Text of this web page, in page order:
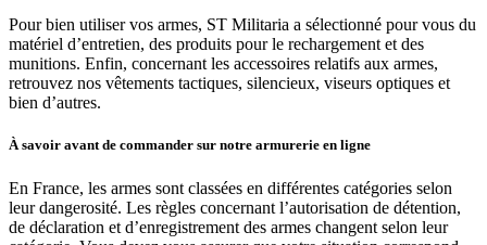
Pour bien utiliser vos armes, ST Militaria a sélectionné pour vous du
matériel d’entretien, des produits pour le rechargement et des
munitions. Enfin, concernant les accessoires relatifs aux armes,
retrouvez nos vêtements tactiques, silencieux, viseurs optiques et
bien d’autres.
À savoir avant de commander sur notre armurerie en ligne
En France, les armes sont classées en différentes catégories selon
leur dangerosité. Les règles concernant l’autorisation de détention,
de déclaration et d’enregistrement des armes changent selon leur